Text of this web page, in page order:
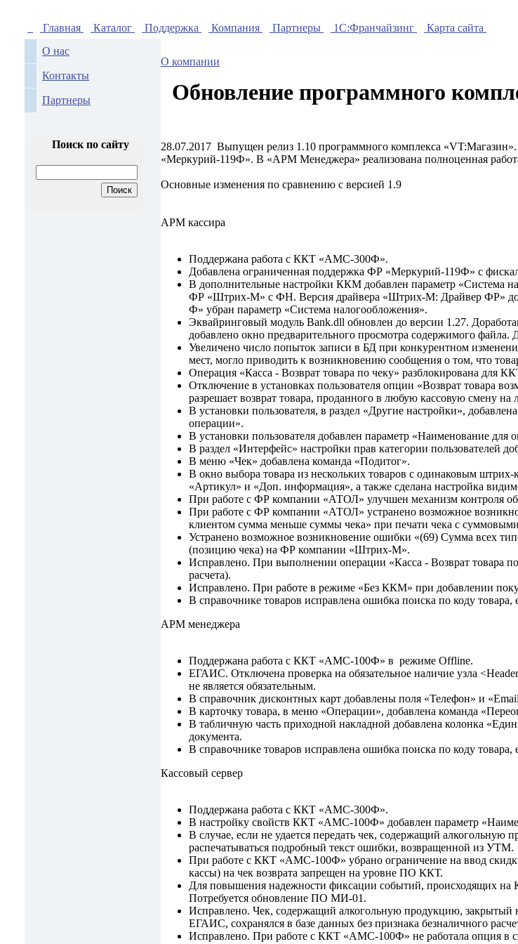
Главная Каталог Поддержка Компания Партнеры 1C:Франчайзинг
Карта сайта
О нас
Контакты
Партнеры
Поиск по сайту
О компании
Обновление программного
28.07.2017 Выпущен релиз 1.10 программного комплекса
«Меркурий-119Ф». В «АРМ Менеджера» реализована полноценная
Основные изменения по сравнению с версией 1.9
АРМ кассира
Поддержана работа с ККТ «АМС-300Ф».
Добавлена ограниченная поддержка ФР «Меркурий-119Ф» с
В дополнительные настройки ККМ добавлен параметр
ФР «Штрих-М» с ФН. Версия драйвера «Штрих-М: Драйвер ФР»
Ф» убран параметр «Система налогообложения».
Эквайринговый модуль Bank.dll обновлен до версии 1.27.
добавлено окно предварительного просмотра содержимого
Увеличено число попыток записи в БД при конкурентном
мест, могло приводить к возникновению сообщения о том, что
Операция «Касса - Возврат товара по чеку» разблокирована для
Отключение в установках пользователя опции «Возврат товара
разрешает возврат товара, проданного в любую кассовую смену на
В установки пользователя, в раздел «Другие настройки»,
операции».
В установки пользователя добавлен параметр «Наименование
В раздел «Интерфейс» настройки прав категории пользователей
В меню «Чек» добавлена команда «Подитог».
В окно выбора товара из нескольких товаров с одинаковым
«Артикул» и «Доп. информация», а также сделана настройка
При работе с ФР компании «АТОЛ» улучшен механизм контроля
При работе с ФР компании «АТОЛ» устранено возможное
клиентом сумма меньше суммы чека» при печати чека с
Устранено возможное возникновение ошибки «(69) Сумма всех
(позицию чека) на ФР компании «Штрих-М».
Исправлено. При выполнении операции «Касса - Возврат товара
расчета).
Исправлено. При работе в режиме «Без ККМ» при добавлении
В справочнике товаров исправлена ошибка поиска по коду
АРМ менеджера
Поддержана работа с ККТ «АМС-100Ф» в режиме Offline.
ЕГАИС. Отключена проверка на обязательное наличие узла
не является обязательным.
В справочник дисконтных карт добавлены поля «Телефон» и
В карточку товара, в меню «Операции», добавлена команда
В табличную часть приходной накладной добавлена колонка
документа.
В справочнике товаров исправлена ошибка поиска по коду
Кассовый сервер
Поддержана работа с ККТ «АМС-300Ф».
В настройку свойств ККТ «АМС-100Ф» добавлен параметр
В случае, если не удается передать чек, содержащий
распечатываться подробный текст ошибки, возвращенной из УТМ.
При работе с ККТ «АМС-100Ф» убрано ограничение на ввод
кассы) на чек возврата запрещен на уровне ПО ККТ.
Для повышения надежности фиксации событий, происходящих
Потребуется обновление ПО МИ-01.
Исправлено. Чек, содержащий алкогольную продукцию,
ЕГАИС, сохранялся в базе данных без признака безналичного
Исправлено. При работе с ККТ «АМС-100Ф» не работала опция в